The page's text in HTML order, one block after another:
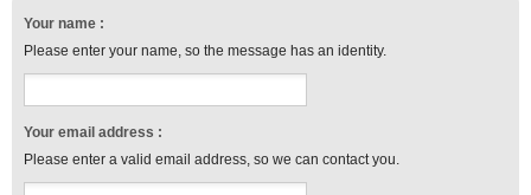
Your name :
Please enter your name, so the message has an identity.
Your email address :
Please enter a valid email address, so we can contact you.